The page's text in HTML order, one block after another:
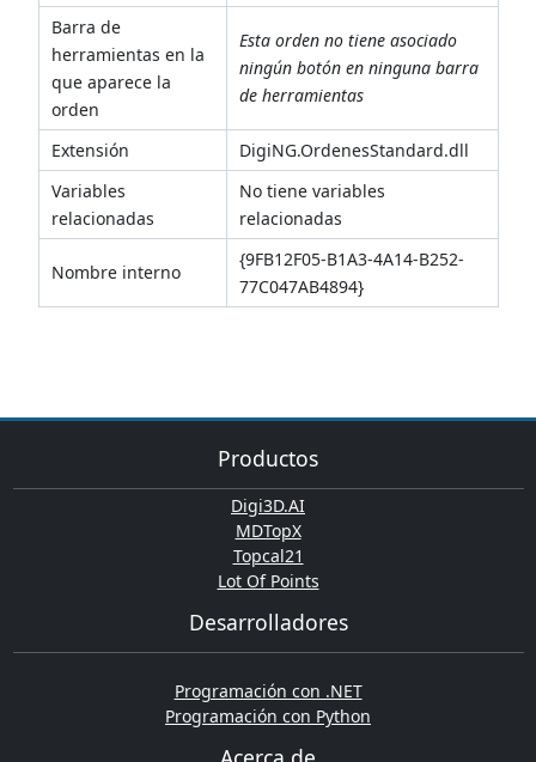
Barra de
herramientas en la
que aparece la
orden
Esta orden no tiene asociado
ningún botón en ninguna barra
de herramientas
Extensión
DigiNG.OrdenesStandard.dll
Variables
relacionadas
No tiene variables
relacionadas
Nombre interno
{9FB12F05-B1A3-4A14-B252-
77C047AB4894}
Productos
Digi3D.AI
MDTopX
Topcal21
Lot Of Points
Desarrolladores
Programación con .NET
Programación con Python